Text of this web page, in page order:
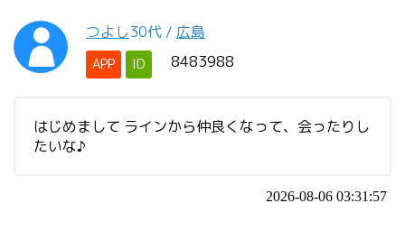
つよし30代 / 広島
APP ID 8483988
はじめまして ラインから仲良くなって、会ったりし
たいな♪
2026-08-06 03:31:57